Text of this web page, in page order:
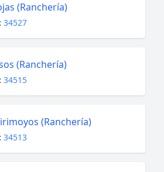
(Ranchería)
34527
(Ranchería)
34515
(Ranchería)
34513